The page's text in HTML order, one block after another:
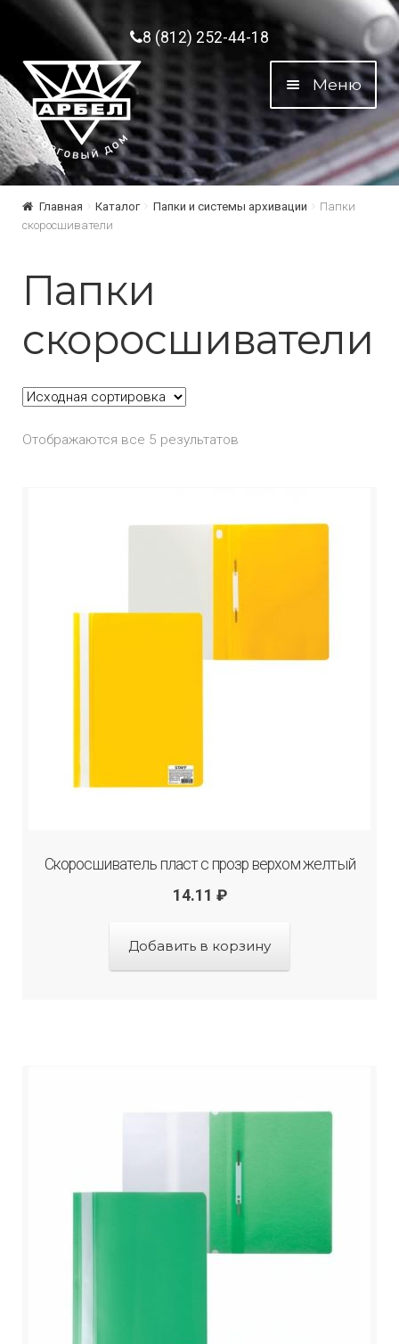
Перейти к навигации
Перейти к содержимому8 (812) 252-44-18
Меню
Главная Каталог Папки и системы архивации
Папки
скоросшиватели
Папки
скоросшиватели
Отображаются все 5 результатов
Скоросшиватель пласт с прозр верхом желтый
14.11 ₽
Добавить в корзину